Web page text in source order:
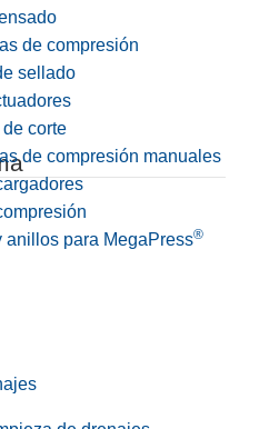
de compresión
sellado
corte
de compresión manuales
anillos para MegaPress®